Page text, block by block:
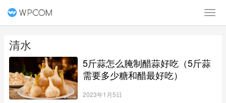
清水
5斤蒜怎么腌制醋蒜好吃（5斤蒜
需要多少糖和醋最好吃）
2023年1月5日